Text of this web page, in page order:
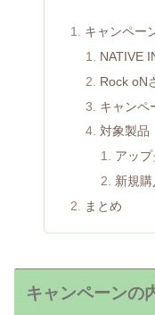
キャンペー
NATIVE
Rock oN
キャンペ
対象製品
アッ
新規
まとめ
キャンペーンの